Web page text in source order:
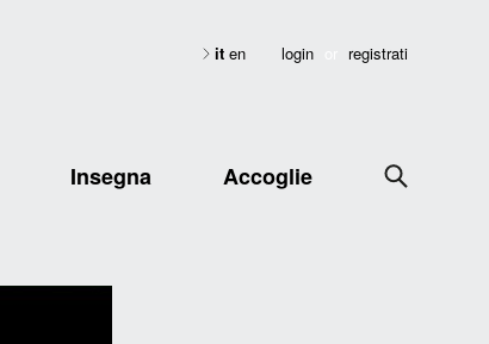
login registrati
it en
Insegna Accoglie